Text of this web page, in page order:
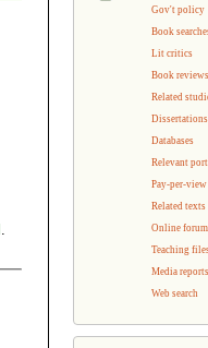
Gov't policy
Book
Lit critics
Book reviews
Related
Dissertations
Databases
Relevant
Pay-per-view
Related texts
Online
Teaching
Media reports
Web search
.